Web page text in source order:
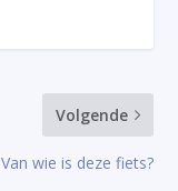
Volgende
Van wie is deze fiets?